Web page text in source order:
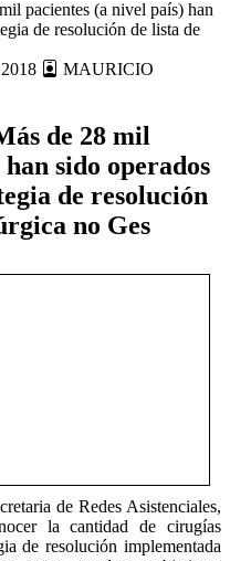
MAURICIO
de 28 mil
sido operados
de resolución
no Ges
de Redes Asistenciales,
la cantidad de cirugías
de resolución implementada